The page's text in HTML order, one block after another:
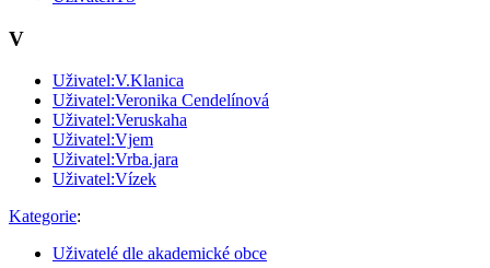
V
Uživatel:V.Klanica
Uživatel:Veronika Cendelínová
Uživatel:Veruskaha
Uživatel:Vjem
Uživatel:Vrba.jara
Uživatel:Vízek
Kategorie:
Uživatelé dle akademické obce